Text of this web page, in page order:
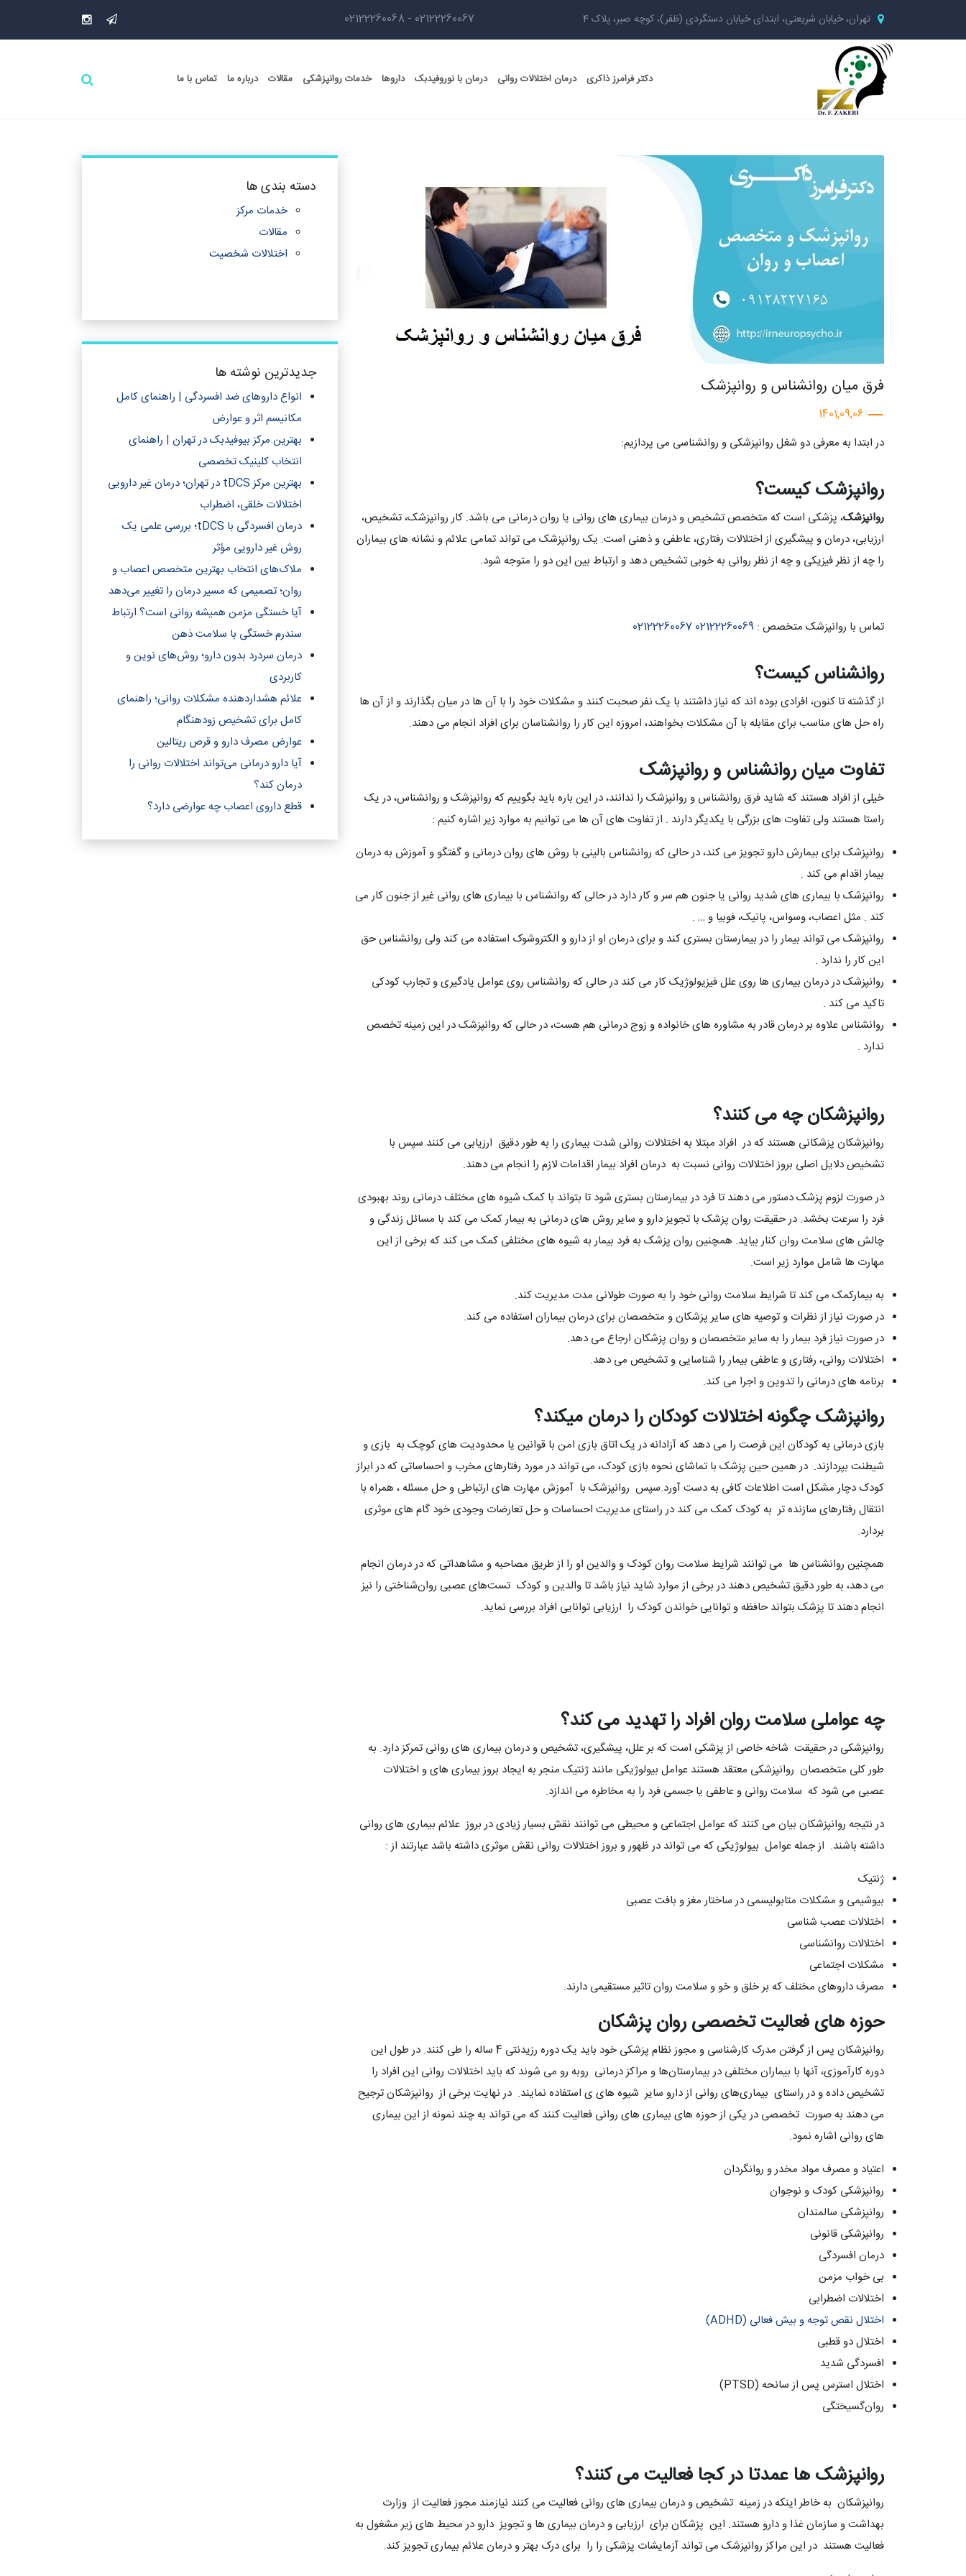
تهران، خیابان شریعتی، ابتدای خیابان دستگردی (ظفر)، کوچه صبر، پلاک 4 02122260067
-
02122260068
دکتر فرامرز ذاکری درمان اختلالات روانی درمان با نوروفیدبک داروها خدمات روانپزشکی مقالات درباره ما تماس با ما
فرق میان روانشناس و روانپزشک
1401,09,06
در ابتدا به معرفی دو شغل روانپزشکی و روانشناسی می پردازیم:
روانپزشک کیست؟
روانپزشک، پزشکی است که متخصص تشخیص و درمان بیماری های روانی یا روان درمانی می باشد. کار روانپزشک، تشخیص،
ارزیابی، درمان و پیشگیری از اختلالات رفتاری، عاطفی و ذهنی است. یک روانپزشک می تواند تمامی علائم و نشانه های بیماران
را چه از نظر فیزیکی و چه از نظر روانی به خوبی تشخیص دهد و ارتباط بین این دو را متوجه شود.
تماس با روانپزشک متخصص : 02122260067 02122260069
روانشناس کیست؟
از گذشته تا کنون، افرادی بوده اند که نیاز داشتند با یک نفر صحبت کنند و مشکلات خود را با آن ها در میان بگذارند و از آن ها
راه حل های مناسب برای مقابله با آن مشکلات بخواهند، امروزه این کار را روانشناسان برای افراد انجام می دهند.
تفاوت میان روانشناس و روانپزشک
خیلی از افراد هستند که شاید فرق روانشناس و روانپزشک را ندانند، در این باره باید بگوییم که روانپزشک و روانشناس، در یک
راستا هستند ولی تفاوت های بزرگی با یکدیگر دارند . از تفاوت های آن ها می توانیم به موارد زیر اشاره کنیم :
روانپزشک برای بیمارش دارو تجویز می کند، در حالی که روانشناس بالینی با روش های روان درمانی و گفتگو و آموزش به درمان
بیمار اقدام می کند .
روانپزشک با بیماری های شدید روانی یا جنون هم سر و کار دارد در حالی که روانشناس با بیماری های روانی غیر از جنون کار می
کند . مثل اعصاب، وسواس، پانیک، فوبیا و … .
روانپزشک می تواند بیمار را در بیمارستان بستری کند و برای درمان او از دارو و الکتروشوک استفاده می کند ولی روانشناس حق
این کار را ندارد .
روانپزشک در درمان بیماری ها روی علل فیزیولوژیک کار می کند در حالی که روانشناس روی عوامل یادگیری و تجارب کودکی
تاکید می کند .
روانشناس علاوه بر درمان قادر به مشاوره های خانواده و زوج درمانی هم هست، در حالی که روانپزشک در این زمینه تخصص
ندارد .
روانپزشکان چه می کنند؟
روانپزشکان پزشکانی هستند که در افراد مبتلا به اختلالات روانی شدت بیماری را به طور دقیق ارزیابی می کنند سپس با
تشخیص دلایل اصلی بروز اختلالات روانی نسبت به درمان افراد بیمار اقدامات لازم را انجام می دهند.
در صورت لزوم پزشک دستور می دهند تا فرد در بیمارستان بستری شود تا بتواند با کمک شیوه های مختلف درمانی روند بهبودی
فرد را سرعت بخشد. در حقیقت روان پزشک با تجویز دارو و سایر روش های درمانی به بیمار کمک می کند با مسائل زندگی و
چالش های سلامت روان کنار بیاید. همچنین روان پزشک به فرد بیمار به شیوه های مختلفی کمک می کند که برخی از این
مهارت ها شامل موارد زیر است.
به بیمارکمک می کند تا شرایط سلامت روانی خود را به صورت طولانی مدت مدیریت کند.
در صورت نیاز از نظرات و توصیه های سایر پزشکان و متخصصان برای درمان بیماران استفاده می کند.
در صورت نیاز فرد بیمار را به سایر متخصصان و روان پزشکان ارجاع می دهد.
اختلالات روانی، رفتاری و عاطفی بیمار را شناسایی و تشخیص می دهد.
برنامه های درمانی را تدوین و اجرا می کند.
روانپزشک چگونه اختلالات کودکان را درمان میکند؟
بازی درمانی به کودکان این فرصت را می دهد که آزادانه در یک اتاق بازی امن با قوانین یا محدودیت های کوچک به بازی و
شیطنت بپردازند. در همین حین پزشک با تماشای نحوه بازی کودک، می تواند در مورد رفتارهای مخرب و احساساتی که در ابراز
کودک دچار مشکل است اطلاعات کافی به دست آورد.سپس روانپزشک با آموزش مهارت های ارتباطی و حل مسئله ، همراه با
انتقال رفتارهای سازنده تر به کودک کمک می کند در راستای مدیریت احساسات و حل تعارضات وجودی خود گام های موثری
بردارد.
همچنین روانشناس ها می توانند شرایط سلامت روان کودک و والدین او را از طریق مصاحبه و مشاهداتی که در درمان انجام
می دهد، به طور دقیق تشخیص دهند در برخی از موارد شاید نیاز باشد تا والدین و کودک تست‌های عصبی روان‌شناختی را نیز
انجام دهند تا پزشک بتواند حافظه و توانایی خواندن کودک را ارزیابی توانایی افراد بررسی نماید.
چه عواملی سلامت روان افراد را تهدید می کند؟
روانپزشکی در حقیقت شاخه خاصی از پزشکی است که بر علل، پیشگیری، تشخیص و درمان بیماری های روانی تمرکز دارد. به
طور کلی متخصصان روانپزشکی معتقد هستند عوامل بیولوژیکی مانند ژنتیک منجر به ایجاد بروز بیماری های و اختلالات
عصبی می شود که سلامت روانی و عاطفی یا جسمی فرد را به مخاطره می اندازد.
در نتیجه روانپزشکان بیان می کنند که عوامل اجتماعی و محیطی می توانند نقش بسیار زیادی در بروز علائم بیماری های روانی
داشته باشند. از جمله عوامل بیولوژیکی که می تواند در ظهور و بروز اختلالات روانی نقش موثری داشته باشد عبارتند از :
ژنتیک
بیوشیمی و مشکلات متابولیسمی در ساختار مغز و بافت عصبی
اختلالات عصب شناسی
اختلالات روانشناسی
مشکلات اجتماعی
مصرف داروهای مختلف که بر خلق و خو و سلامت روان تاثیر مستقیمی دارند.
حوزه های فعالیت تخصصی روان پزشکان
روانپزشکان پس از گرفتن مدرک کارشناسی و مجوز نظام پزشکی خود باید یک دوره رزیدنتی 4 ساله را طی کنند. در طول این
دوره کارآموزی، آنها با بیماران مختلفی در بیمارستان‌ها و مراکز درمانی روبه رو می شوند که باید اختلالات روانی این افراد را
تشخیص داده و در راستای بیماری‌های روانی از دارو سایر شیوه های ی استفاده نمایند. در نهایت برخی از روانپزشکان ترجیح
می دهند به صورت تخصصی در یکی از حوزه های بیماری های روانی فعالیت کنند که می تواند به چند نمونه از این بیماری
های روانی اشاره نمود.
اعتیاد و مصرف مواد مخدر و روانگردان
روانپزشکی کودک و نوجوان
روانپزشکی سالمندان
روانپزشکی قانونی
درمان افسردگی
بی خواب مزمن
اختلالات اضطرابی
اختلال نقص توجه و بیش فعالی (ADHD)
اختلال دو قطبی
افسردگی شدید
اختلال استرس پس از سانحه (PTSD)
روان‌گسیختگی
روانپزشک ها عمدتا در کجا فعالیت می کنند؟
روانپزشکان به خاطر اینکه در زمینه تشخیص و درمان بیماری های روانی فعالیت می کنند نیازمند مجوز فعالیت از وزارت
بهداشت و سازمان غذا و دارو هستند. این پزشکان برای ارزیابی و درمان بیماری ها و تجویز دارو در محیط های زیر مشغول به
فعالیت هستند. در این مراکز روانپزشک می تواند آزمایشات پزشکی را را برای درک بهتر و درمان علائم بیماری تجویز کند.
دسته بندی ها
خدمات مرکز
مقالات
اختلالات شخصیت
جدیدترین نوشته ها
انواع داروهای ضد افسردگی | راهنمای کامل
مکانیسم اثر و عوارض
بهترین مرکز بیوفیدبک در تهران | راهنمای
انتخاب کلینیک تخصصی
بهترین مرکز tDCS در تهران؛ درمان غیر دارویی
اختلالات خلقی، اضطراب
درمان افسردگی با tDCS؛ بررسی علمی یک
روش غیر دارویی مؤثر
ملاک‌های انتخاب بهترین متخصص اعصاب و
روان؛ تصمیمی که مسیر درمان را تغییر می‌دهد
آیا خستگی مزمن همیشه روانی است؟ ارتباط
سندرم خستگی با سلامت ذهن
درمان سردرد بدون دارو؛ روش‌های نوین و
کاربردی
علائم هشداردهنده مشکلات روانی؛ راهنمای
کامل برای تشخیص زودهنگام
عوارض مصرف دارو و قرص ریتالین
آیا دارو درمانی می‌تواند اختلالات روانی را
درمان کند؟‎
قطع داروی اعصاب چه عوارضی دارد؟